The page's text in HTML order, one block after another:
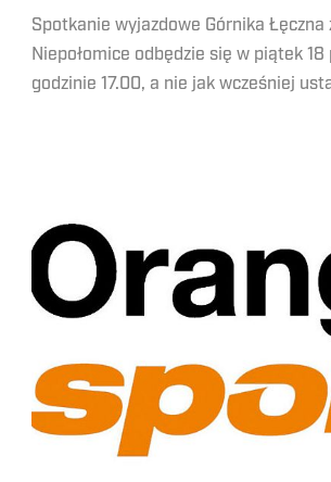
Spotkanie wyjazdowe Górnika Łęczna
Niepołomice odbędzie się w piątek 18
godzinie 17.00, a nie jak wcześniej